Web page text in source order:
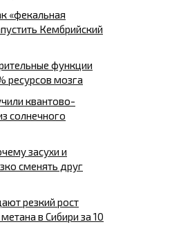
«фекальная
Кембрийский
функции
ресурсов мозга
квантово-
солнечного
засухи и
сменять друг
резкий рост
в Сибири за 10